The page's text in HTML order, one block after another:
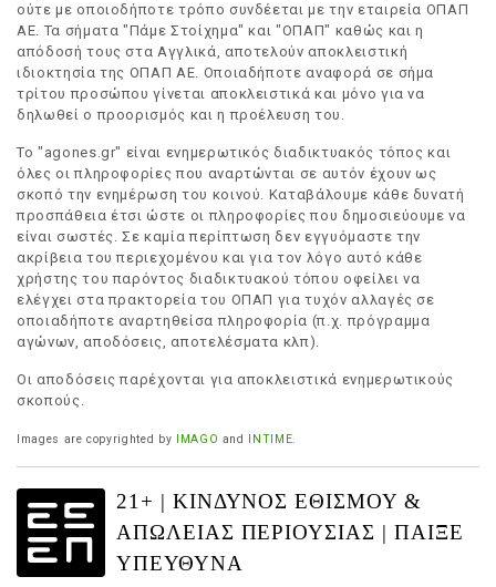
ούτε με οποιοδήποτε τρόπο συνδέεται με την εταιρεία ΟΠΑΠ
ΑΕ. Τα σήματα "Πάμε Στοίχημα" και "ΟΠΑΠ" καθώς και η
απόδοσή τους στα Αγγλικά, αποτελούν αποκλειστική
ιδιοκτησία της ΟΠΑΠ ΑΕ. Οποιαδήποτε αναφορά σε σήμα
τρίτου προσώπου γίνεται αποκλειστικά και μόνο για να
δηλωθεί ο προορισμός και η προέλευση του.
Το "agones.gr" είναι ενημερωτικός διαδικτυακός τόπος και
όλες οι πληροφορίες που αναρτώνται σε αυτόν έχουν ως
σκοπό την ενημέρωση του κοινού. Καταβάλουμε κάθε δυνατή
προσπάθεια έτσι ώστε οι πληροφορίες που δημοσιεύουμε να
είναι σωστές. Σε καμία περίπτωση δεν εγγυόμαστε την
ακρίβεια του περιεχομένου και για τον λόγο αυτό κάθε
χρήστης του παρόντος διαδικτυακού τόπου οφείλει να
ελέγχει στα πρακτορεία του ΟΠΑΠ για τυχόν αλλαγές σε
οποιαδήποτε αναρτηθείσα πληροφορία (π.χ. πρόγραμμα
αγώνων, αποδόσεις, αποτελέσματα κλπ).
Οι αποδόσεις παρέχονται για αποκλειστικά ενημερωτικούς
σκοπούς.
Images are copyrighted by IMAGO and INTIME.
21+ | ΚΙΝΔΥΝΟΣ ΕΘΙΣΜΟΥ &
ΑΠΩΛΕΙΑΣ ΠΕΡΙΟΥΣΙΑΣ | ΠΑΙΞΕ
ΥΠΕΥΘΥΝΑ